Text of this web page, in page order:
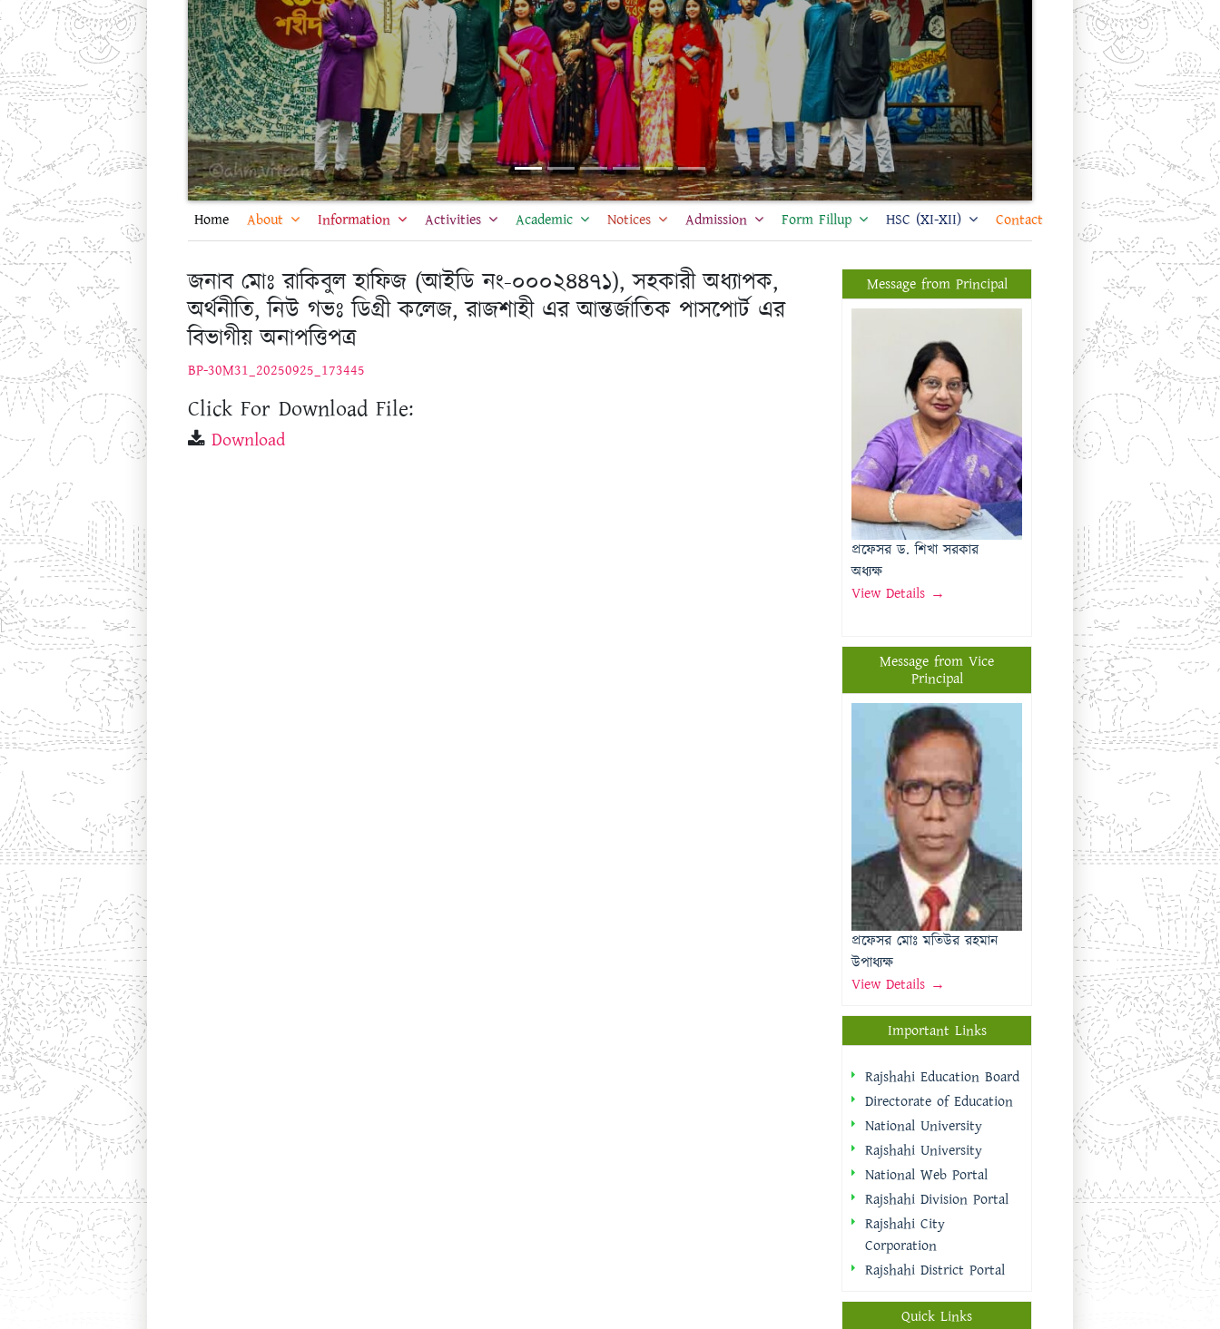
Home About Information Activities Academic Notices Admission Form Fillup HSC (XI-XII) Contact
জনাব মোঃ রাকিবুল হাফিজ (আইডি নং-০০০২৪৪৭১), সহকারী অধ্যাপক,
অর্থনীতি, নিউ গভঃ ডিগ্রী কলেজ, রাজশাহী এর আন্তর্জাতিক পাসপোর্ট এর
বিভাগীয় অনাপত্তিপত্র
BP-30M31_20250925_173445
Click For Download File:
Download
Message from Principal
প্রফেসর ড. শিখা সরকার
অধ্যক্ষ
View Details →
Message from Vice
Principal
প্রফেসর মোঃ মতিউর রহমান
উপাধ্যক্ষ
View Details →
Important Links
Rajshahi Education Board
Directorate of Education
National University
National Web Portal
Rajshahi City
Corporation
Rajshahi District Portal
Quick Links
প্রধানমন্ত্রীর কার্যালয়
রাষ্ট্রপতির কার্যালয়
মন্ত্রিপরিষদ বিভাগ
অর্থ মন্ত্রণালয়